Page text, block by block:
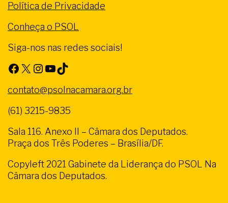
Política de Privacidade
Conheça o PSOL
Siga-nos nas redes sociais!
Facebook X Instagram Youtube TikTok
contato@psolnacamara.org.br
(61) 3215-9835
Sala 116. Anexo II – Câmara dos Deputados.
Praça dos Três Poderes – Brasília/DF.
Copyleft 2021 Gabinete da Liderança do PSOL Na
Câmara dos Deputados.